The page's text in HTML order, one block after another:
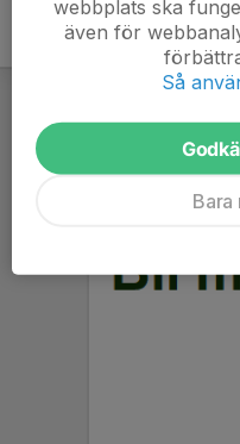
webbplats ska
även för
Så
Bara